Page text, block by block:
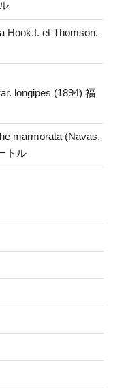
Hook.f. et Thomson.
longipes (1894) 福
marmorata (Navas,
トル